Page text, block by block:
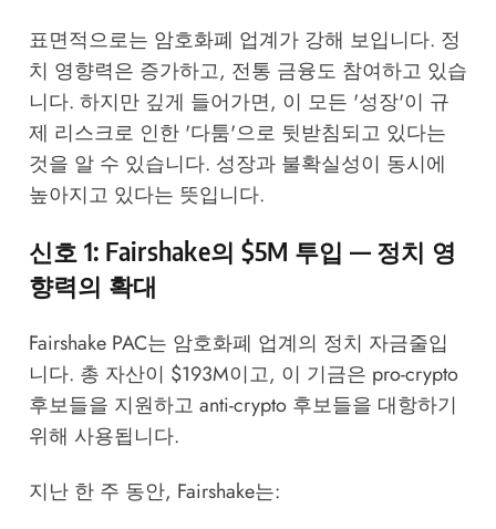
표면적으로는 암호화폐 업계가 강해 보입니다. 정
치 영향력은 증가하고, 전통 금융도 참여하고 있습
니다. 하지만 깊게 들어가면, 이 모든 '성장'이 규
제 리스크로 인한 '다툼'으로 뒷받침되고 있다는
것을 알 수 있습니다. 성장과 불확실성이 동시에
높아지고 있다는 뜻입니다.
신호 1: Fairshake의 $5M 투입 — 정치 영
향력의 확대
Fairshake PAC는 암호화폐 업계의 정치 자금줄입
니다. 총 자산이 $193M이고, 이 기금은 pro-crypto
후보들을 지원하고 anti-crypto 후보들을 대항하기
위해 사용됩니다.
지난 한 주 동안, Fairshake는: